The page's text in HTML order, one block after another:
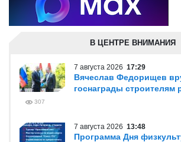
В ЦЕНТРЕ ВНИМАНИЯ
7 августа 2026 17:29
Вячеслав Федорищев
госнаграды строителям
307
7 августа 2026 13:48
Программа Дня